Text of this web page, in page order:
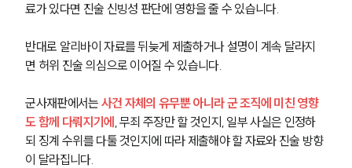
언론보도
공지사항
법률 블로그
료가 있다면 진술 신빙성 판단에 영향을 줄 수 있습니다.
반대로 알리바이 자료를 뒤늦게 제출하거나 설명이 계속 달라지
면 허위 진술 의심으로 이어질 수 있습니다.
군사재판에서는 사건 자체의 유무뿐 아니라 군 조직에 미친 영향
도 함께 다뤄지기에 , 무죄 주장만 할 것인지, 일부 사실은 인정하
되 징계 수위를 다툴 것인지에 따라 제출해야 할 자료와 진술 방향
이 달라집니다.